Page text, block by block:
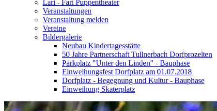
Lari - Fari Puppentheater
Veranstaltungen
Veranstaltung melden
Vereine
Bildergalerie
Neubau Kindertagesstätte
50 Jahre Partnerschaft Tullnerbach Dorfprozelten
Parkplatz "Unter den Linden" - Bauphase
Einweihungsfest Dorfplatz am 01.07.2018
Dorfplatz - Begegnung und Kultur - Bauphase
Einweihung Skaterplatz